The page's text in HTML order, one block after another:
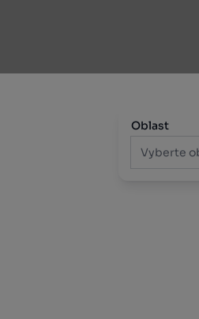
Oblast
Vyberte